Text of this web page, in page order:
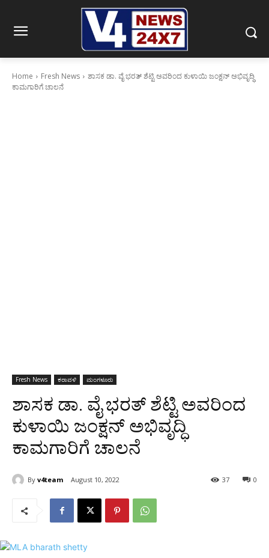
Home Fresh News
ಶಾಸಕ ಡಾ. ವೈ ಭರತ್ ಶೆಟ್ಟಿ ಅವರಿಂದ ಕುಳಾಯಿ ಜಂಕ್ಷನ್ ಅಭಿವೃದ್ಧಿ
ಕಾಮಗಾರಿಗೆ ಚಾಲನೆ
Fresh News ಕರಾವಳಿ ಮಂಗಳೂರು
ಶಾಸಕ ಡಾ. ವೈ ಭರತ್ ಶೆಟ್ಟಿ ಅವರಿಂದ
ಕುಳಾಯಿ ಜಂಕ್ಷನ್ ಅಭಿವೃದ್ಧಿ
ಕಾಮಗಾರಿಗೆ ಚಾಲನೆ
By v4team August 10, 2022 0
37